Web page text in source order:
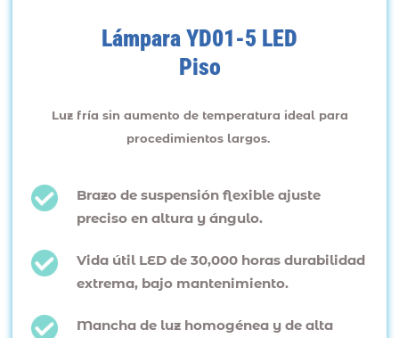
Lámpara YD01-5 LED
Piso
Luz fría sin aumento de temperatura ideal para
procedimientos largos.
Brazo de suspensión flexible ajuste
preciso en altura y ángulo.
Vida útil LED de 30,000 horas durabilidad
extrema, bajo mantenimiento.
Mancha de luz homogénea y de alta